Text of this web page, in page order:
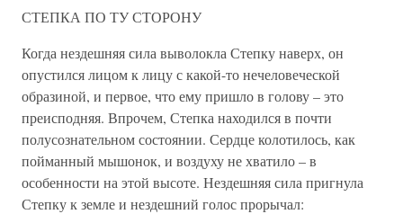
СТЕПКА ПО ТУ СТОРОНУ
Когда нездешняя сила выволокла Степку наверх, он
опустился лицом к лицу с какой-то нечеловеческой
образиной, и первое, что ему пришло в голову – это
преисподняя. Впрочем, Степка находился в почти
полусознательном состоянии. Сердце колотилось, как
пойманный мышонок, и воздуху не хватило – в
особенности на этой высоте. Нездешняя сила пригнула
Степку к земле и нездешний голос прорычал: